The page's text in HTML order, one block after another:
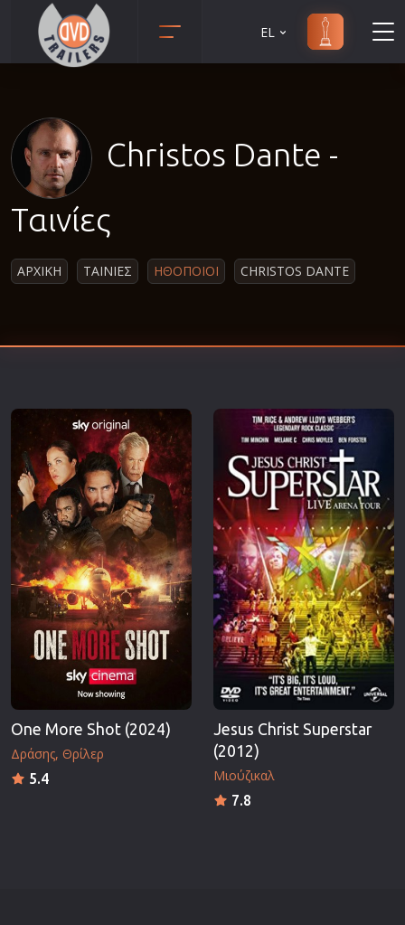
Αισθησιακές
Γουέστερν
Επιστημονικής Φαντασίας
Ερωτικές
Ευρωπαικός Κινηματογράφος
Θρησκευτικές
Θρίλερ
Ιστορικές
Καταστροφής
Κλασσικές
EL
Christos Dante -
Ταινίες
ΑΡΧΙΚΗ ΤΑΙΝΙΕΣ ΗΘΟΠΟΙΟΙ CHRISTOS DANTE
One More Shot (2024)
Δράσης Θρίλερ
5.4
Jesus Christ Superstar
(2012)
Μιούζικαλ
7.8